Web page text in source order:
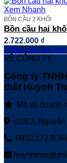
Xem Nhanh
BỒN CẦU 2 KHỐI
Bồn cầu hai
2.722.000 ₫
Thêm vào giỏ
VỀ CÔNG TY
Công ty
thất Huỳnh
Mã số doanh
62/E3,
0932.172.808